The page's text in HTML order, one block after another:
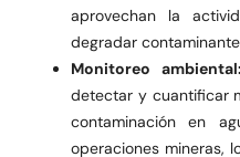
aprovechan la
degradar
Monitoreo ambiental:
detectar y cuantificar
contaminación en
operaciones mineras,